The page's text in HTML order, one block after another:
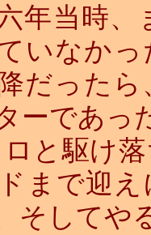
年当時
いなか
だった
ーであっ
と駆け
まで迎
そしてや